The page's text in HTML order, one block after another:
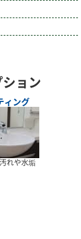
ョン
ィング
れや水垢